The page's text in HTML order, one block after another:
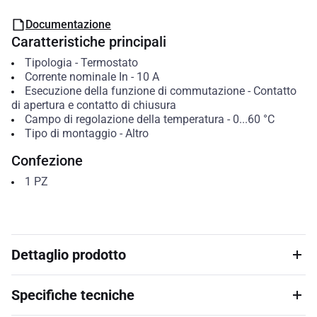
Documentazione
Caratteristiche principali
Tipologia - Termostato
Corrente nominale In - 10 A
Esecuzione della funzione di commutazione- Contatto
di apertura e contatto di chiusura
Campo di regolazione della temperatura - 0...60 °C
Tipo di montaggio- Altro
Confezione
1 PZ
Dettaglio prodotto
Specifiche tecniche